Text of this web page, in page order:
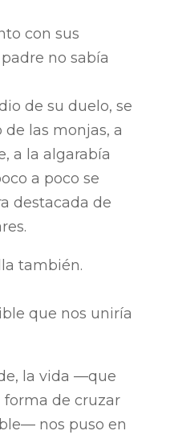
con sus
no sabía
de su duelo, se
las monjas, a
a la algarabía
a poco se
destacada de
también.
que nos uniría
la vida —que
de cruzar
nos puso en